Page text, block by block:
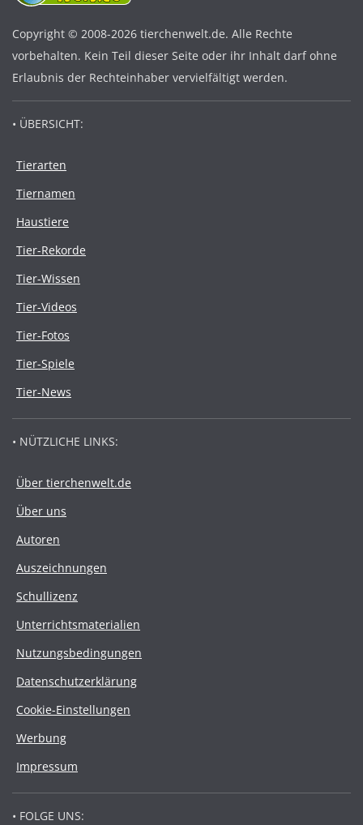
Copyright © 2008-2026 tierchenwelt.de. Alle Rechte
vorbehalten. Kein Teil dieser Seite oder ihr Inhalt darf ohne
Erlaubnis der Rechteinhaber vervielfältigt werden.
• ÜBERSICHT:
Tierarten
Tiernamen
Haustiere
Tier-Rekorde
Tier-Wissen
Tier-Videos
Tier-Fotos
Tier-Spiele
Tier-News
• NÜTZLICHE LINKS:
Über tierchenwelt.de
Über uns
Autoren
Auszeichnungen
Schullizenz
Unterrichtsmaterialien
Nutzungsbedingungen
Datenschutzerklärung
Cookie-Einstellungen
Werbung
Impressum
• FOLGE UNS: